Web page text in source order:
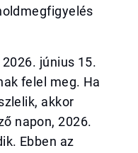
június 15.
felel meg. Ha
akkor
napon, 2026.
Ebben az